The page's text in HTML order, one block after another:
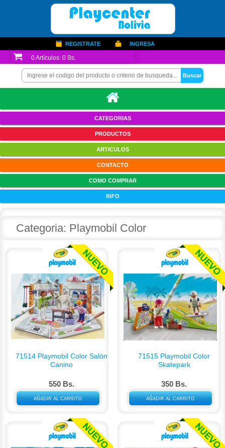
REGISTRATE INGRESA
0Artículos:0 Bs.
CATEGORIAS
PRODUCTOS
ARTICULOS
CONTACTO
COMO COMPRAR
INFO
Categoria: Playmobil Color
71514 Playmobil Color Salón
Canino
550 Bs.
AÑADIR AL CARRITO
71515 Playmobil Color
Skatepark
350 Bs.
AÑADIR AL CARRITO